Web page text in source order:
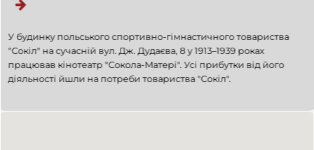
У будинку польського спортивно-гімнастичного товариства
"Сокіл" на сучасній вул. Дж. Дудаєва, 8 у 1913–1939 роках
працював кінотеатр "Сокола-Матері". Усі прибутки від його
діяльності йшли на потреби товариства "Сокіл".